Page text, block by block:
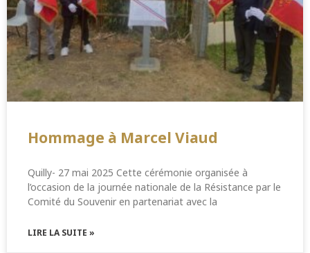
Hommage à Marcel Viaud
Quilly- 27 mai 2025 Cette cérémonie organisée à
l’occasion de la journée nationale de la Résistance par le
Comité du Souvenir en partenariat avec la
LIRE LA SUITE »